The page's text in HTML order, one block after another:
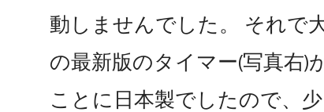
動しませんでした。 それで
の最新版のタイマー(写真右)
ことに日本製でしたので、